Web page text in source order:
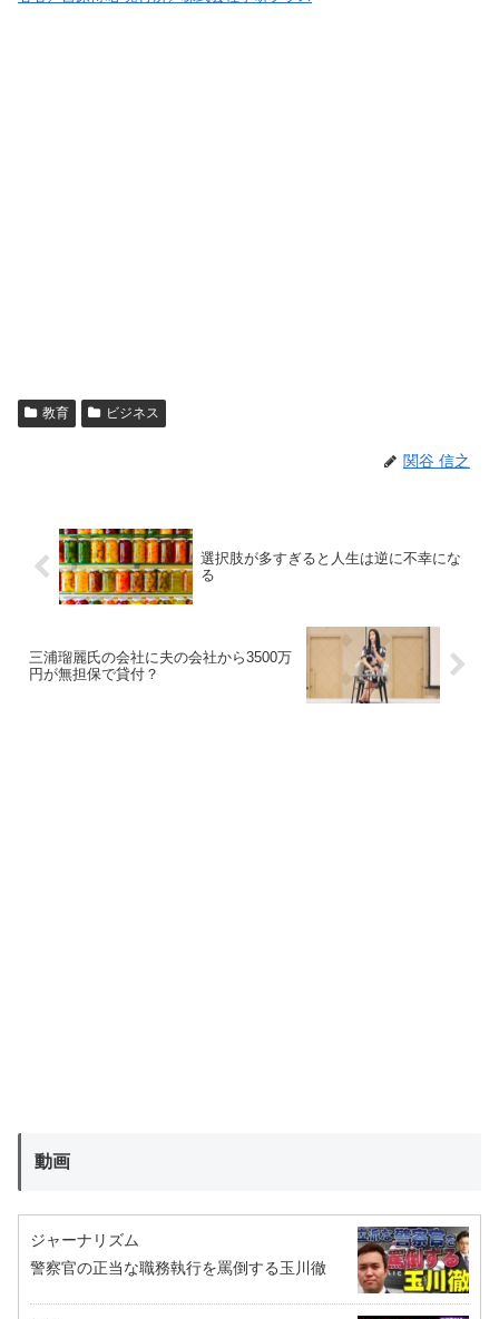
教育 ビジネス
関谷 信之
選択肢が多すぎると人生は逆に不幸にな
る
三浦瑠麗氏の会社に夫の会社から3500万
円が無担保で貸付？
動画
ジャーナリズム
警察官の正当な職務執行を罵倒する玉川徹